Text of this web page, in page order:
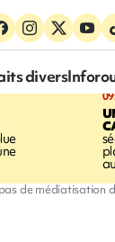
divers
de médiatisation